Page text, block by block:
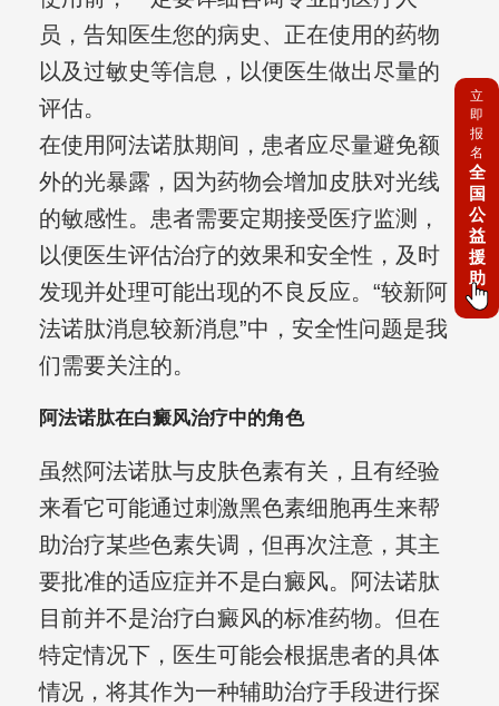
员，告知医生您的病史、正在使用的药物
以及过敏史等信息，以便医生做出尽量的
评估。
在使用阿法诺肽期间，患者应尽量避免额
外的光暴露，因为药物会增加皮肤对光线
的敏感性。患者需要定期接受医疗监测，
以便医生评估治疗的效果和安全性，及时
发现并处理可能出现的不良反应。“较新阿
法诺肽消息较新消息”中，安全性问题是我
们需要关注的。
阿法诺肽在白癜风治疗中的角色
虽然阿法诺肽与皮肤色素有关，且有经验
来看它可能通过刺激黑色素细胞再生来帮
助治疗某些色素失调，但再次注意，其主
要批准的适应症并不是白癜风。阿法诺肽
目前并不是治疗白癜风的标准药物。但在
特定情况下，医生可能会根据患者的具体
情况，将其作为一种辅助治疗手段进行探
立
即
报
名
全
国
公
益
援
助